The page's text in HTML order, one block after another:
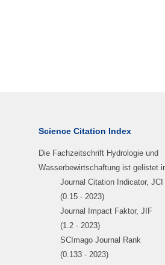
Science Citation Index
Die Fachzeitschrift Hydrologie und
Wasserbewirtschaftung ist gelistet
Journal Citation Indicator, JCI
(0.15 - 2023)
Journal Impact Faktor, JIF
(1.2 - 2023)
SCImago Journal Rank
(0.133 - 2023)